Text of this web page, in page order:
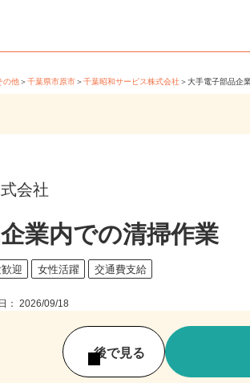
の他＞千葉県市原市＞千葉昭和サービス株式会社＞大手電子部品
会社
業内での清掃作業
歓迎 女性活躍 交通費支給
： 2026/09/18
後で見る